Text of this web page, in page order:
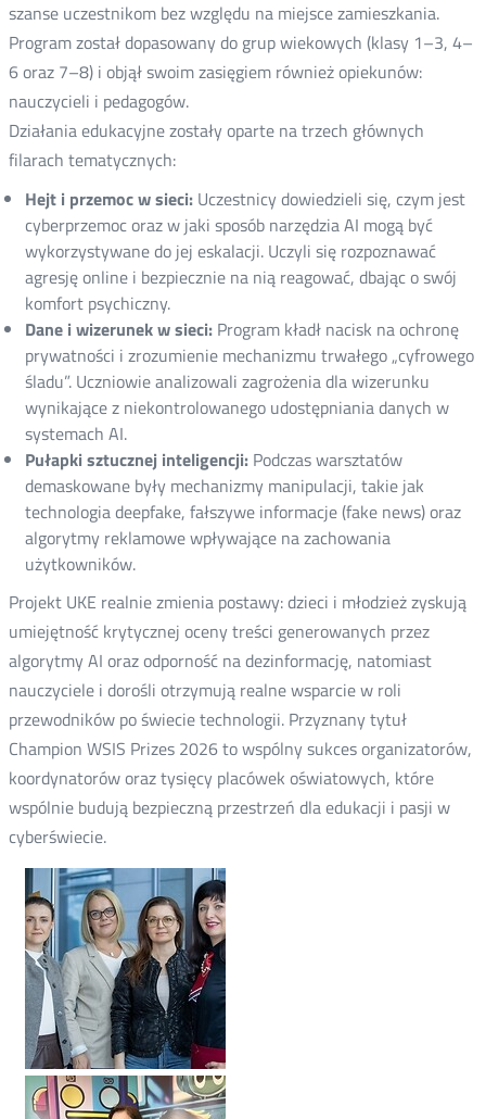
szanse uczestnikom bez względu na miejsce zamieszkania.
Program został dopasowany do grup wiekowych (klasy 1–3, 4–
6 oraz 7–8) i objął swoim zasięgiem również opiekunów:
nauczycieli i pedagogów.
Działania edukacyjne zostały oparte na trzech głównych
filarach tematycznych:
Hejt i przemoc w sieci:Uczestnicy dowiedzieli się, czym jest
cyberprzemoc oraz w jaki sposób narzędzia AI mogą być
wykorzystywane do jej eskalacji. Uczyli się rozpoznawać
agresję online i bezpiecznie na nią reagować, dbając o swój
komfort psychiczny.
Dane i wizerunek w sieci:Program kładł nacisk na ochronę
prywatności i zrozumienie mechanizmu trwałego „cyfrowego
śladu”. Uczniowie analizowali zagrożenia dla wizerunku
wynikające z niekontrolowanego udostępniania danych w
systemach AI.
Pułapki sztucznej inteligencji:Podczas warsztatów
demaskowane były mechanizmy manipulacji, takie jak
technologia deepfake, fałszywe informacje (fake news) oraz
algorytmy reklamowe wpływające na zachowania
użytkowników.
Projekt UKE realnie zmienia postawy: dzieci i młodzież zyskują
umiejętność krytycznej oceny treści generowanych przez
algorytmy AI oraz odporność na dezinformację, natomiast
nauczyciele i dorośli otrzymują realne wsparcie w roli
przewodników po świecie technologii. Przyznany tytuł
Champion WSIS Prizes 2026 to wspólny sukces organizatorów,
koordynatorów oraz tysięcy placówek oświatowych, które
wspólnie budują bezpieczną przestrzeń dla edukacji i pasji w
cyberświecie.